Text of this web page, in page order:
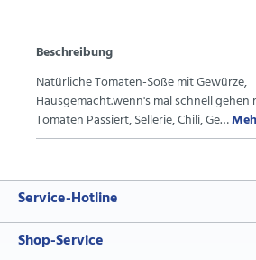
Beschreibung
Natürliche Tomaten-Soße mit Gewürze,
Hausgemacht.wenn's mal schnell gehen
Tomaten Passiert, Sellerie, Chili, Ge…
Service-Hotline
Shop-Service